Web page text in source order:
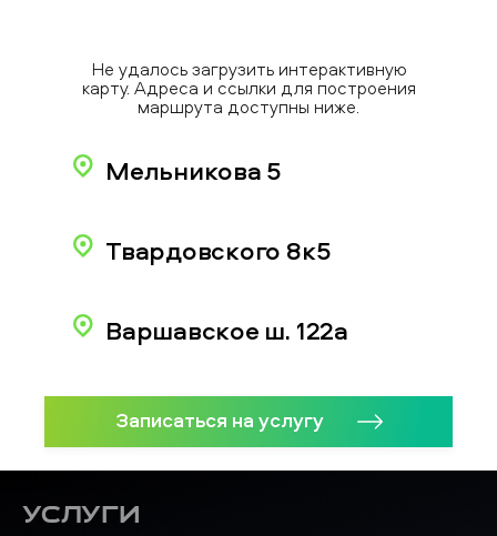
Не удалось загрузить интерактивную
карту. Адреса и ссылки для построения
маршрута доступны ниже.
Мельникова 5
Твардовского 8к5
Варшавское ш. 122а
Записаться на услугу
Услуги